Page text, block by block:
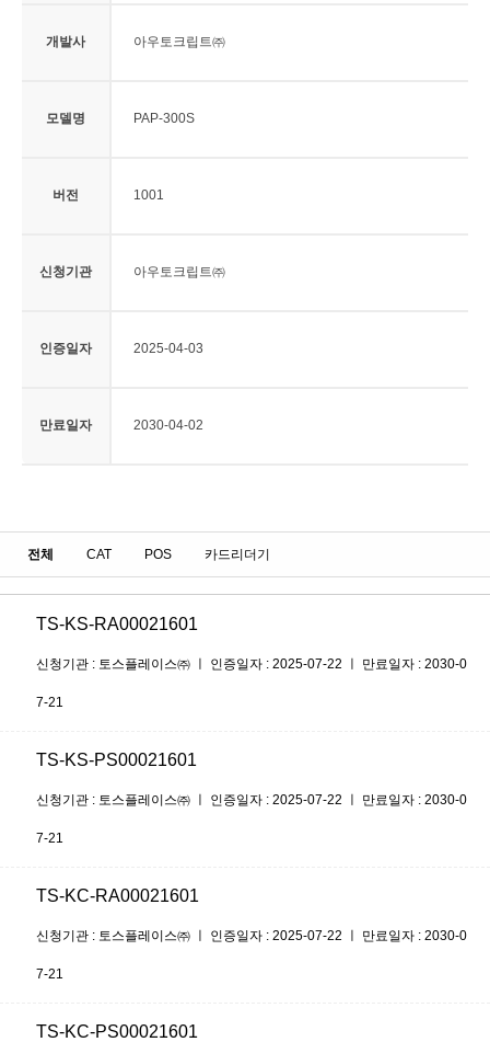
개발사 아우토크립트㈜
모델명 PAP-300S
버전 1001
신청기관 아우토크립트㈜
인증일자 2025-04-03
만료일자 2030-04-02
전체 CAT POS 카드리더기
TS-KS-RA00021601
신청기관 : 토스플레이스㈜ ㅣ 인증일자 : 2025-07-22 ㅣ 만료일자 : 2030-0
7-21
TS-KS-PS00021601
신청기관 : 토스플레이스㈜ ㅣ 인증일자 : 2025-07-22 ㅣ 만료일자 : 2030-0
7-21
TS-KC-RA00021601
신청기관 : 토스플레이스㈜ ㅣ 인증일자 : 2025-07-22 ㅣ 만료일자 : 2030-0
7-21
TS-KC-PS00021601